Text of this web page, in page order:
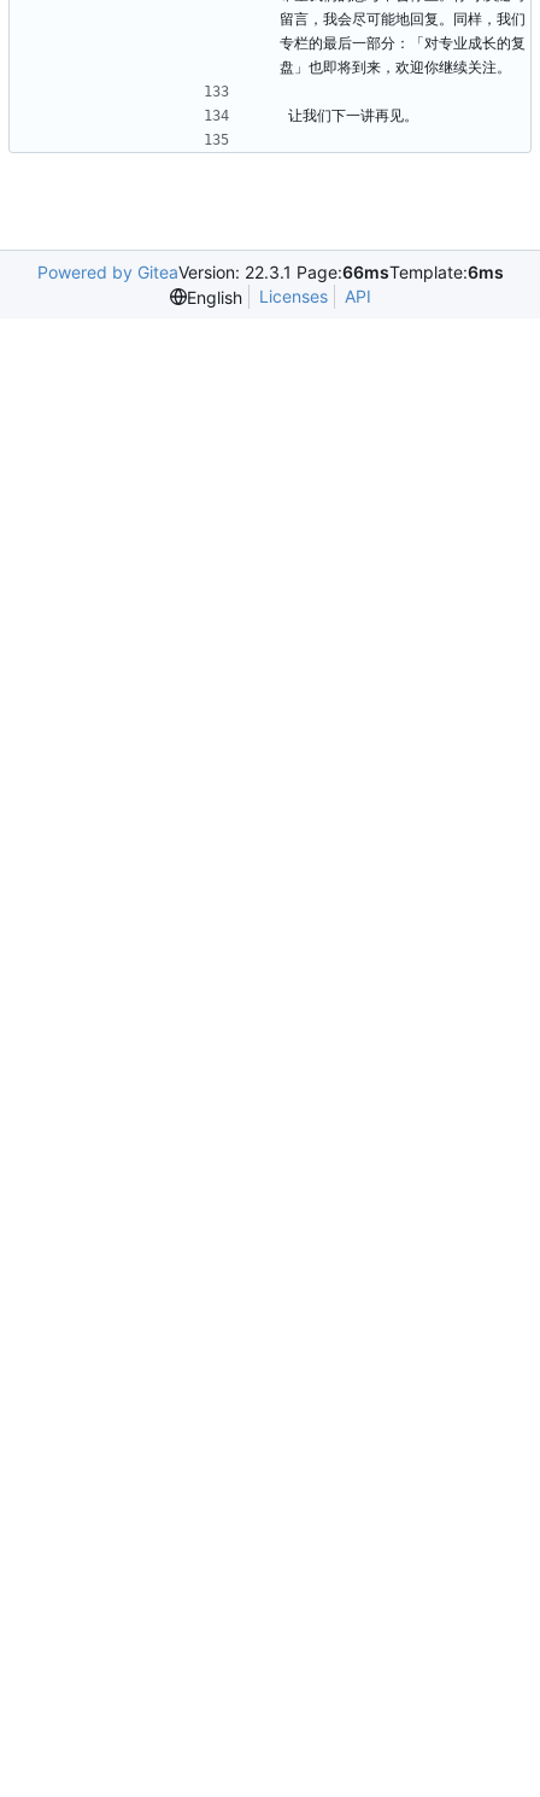
留言，我会尽可能地回复。同样，我们
专栏的最后一部分：「对专业成长的复
盘」也即将到来，欢迎你继续关注。
让我们下一讲再见。
Powered by GiteaVersion: 22.3.1 Page:66msTemplate:6ms
English
Licenses API